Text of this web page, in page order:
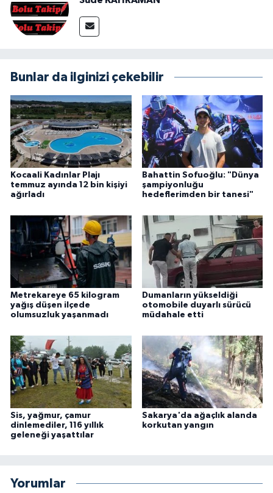
Bunlar da ilginizi çekebilir
Kocaali Kadınlar Plajı
temmuz ayında 12 bin kişiyi
ağırladı
Bahattin Sofuoğlu: "Dünya
şampiyonluğu
hedeflerimden bir tanesi"
Metrekareye 65 kilogram
yağış düşen ilçede
olumsuzluk yaşanmadı
Dumanların yükseldiği
otomobile duyarlı sürücü
müdahale etti
Sis, yağmur, çamur
dinlemediler, 116 yıllık
geleneği yaşattılar
Sakarya'da ağaçlık alanda
korkutan yangın
Yorumlar